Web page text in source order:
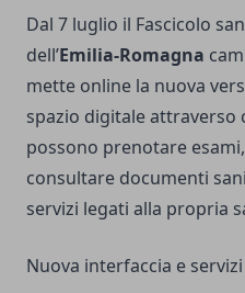
Dal 7 luglio il Fascicolo
dell’Emilia-Romagna
mette online la nuova
spazio digitale attraverso
possono prenotare
consultare documenti
servizi legati alla propria
Nuova interfaccia e